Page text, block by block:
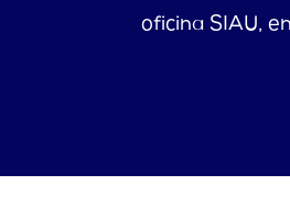
oficina SIAU,